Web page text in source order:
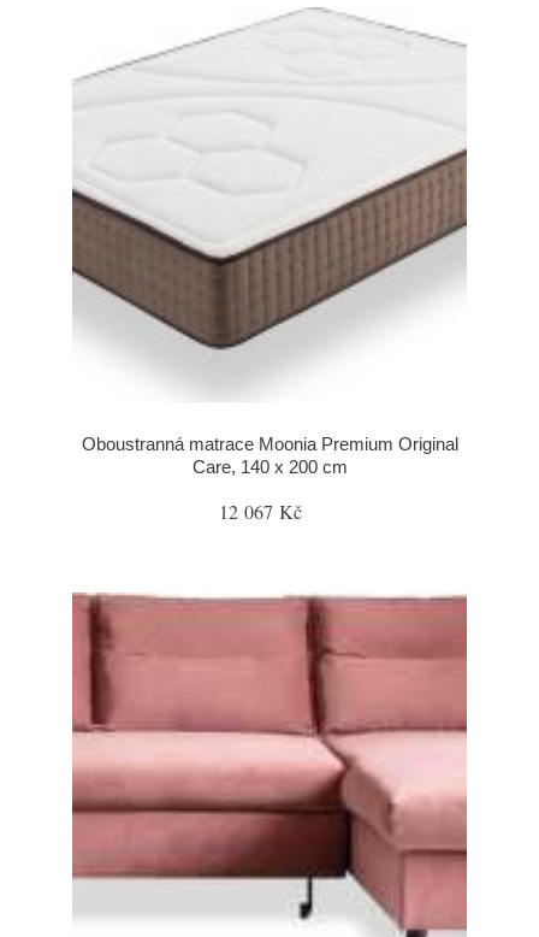
Oboustranná matrace Moonia Premium Original
Care, 140 x 200 cm
12 067 Kč